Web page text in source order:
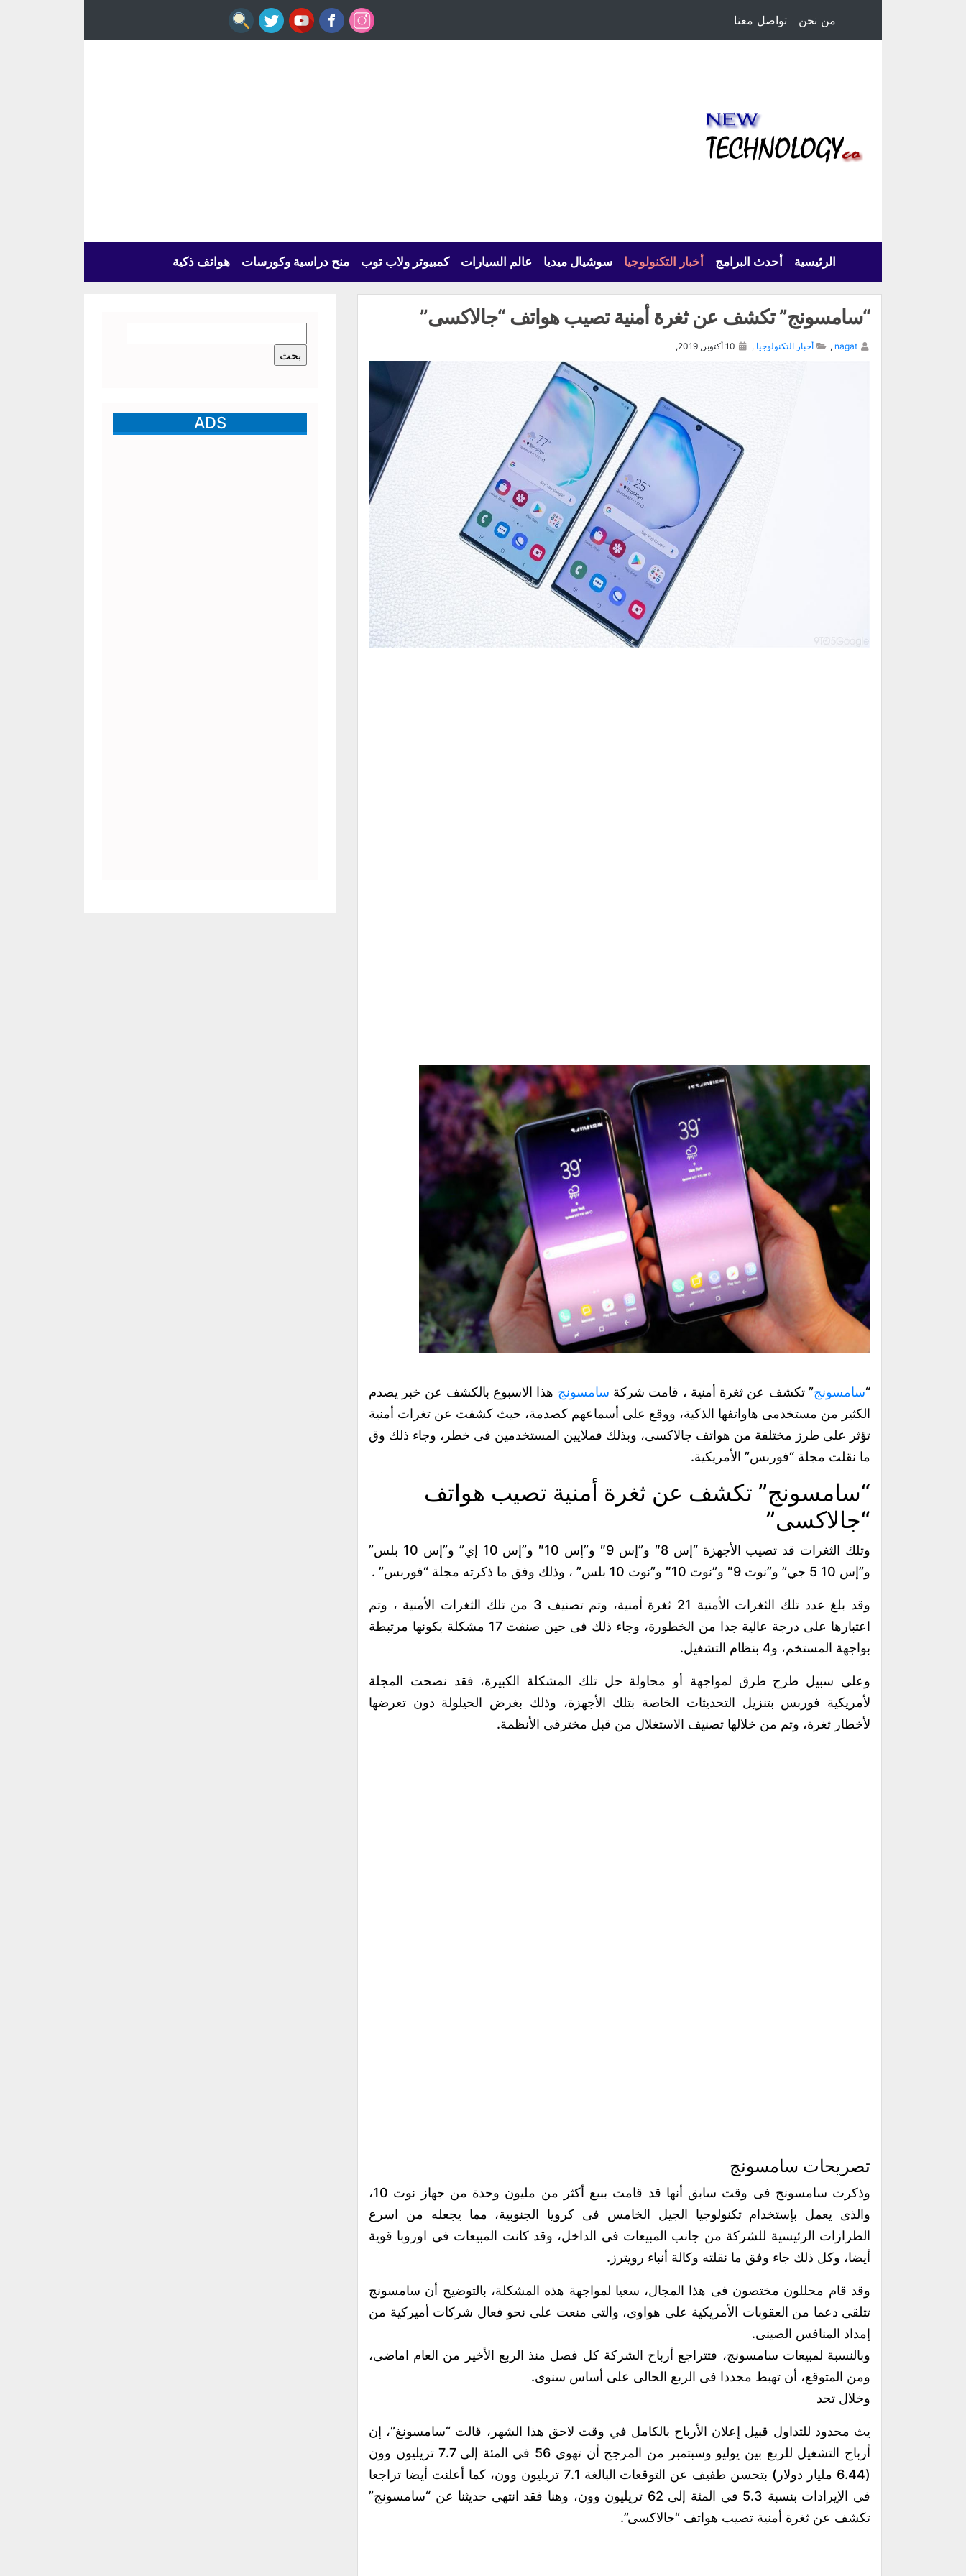
من نحن تواصل معنا
الرئيسية أحدث البرامج أخبار التكنولوجيا سوشيال ميديا عالم السيارات كمبيوتر ولاب توب منح دراسية وكورسات هواتف ذكية
“سامسونج” تكشف عن ثغرة أمنية تصيب هواتف “جالاكسى”
nagat
, أخبار التكنولوجيا ,
“سامسونج” تكشف عن ثغرة أمنية ، قامت شركة سامسونج هذا الاسبوع بالكشف عن خبر يصدم
الكثير من مستخدمى هاواتفها الذكية، ووقع على أسماعهم كصدمة، حيث كشفت عن تغرات أمنية
تؤثر على طرز مختلفة من هواتف جالاكسى، وبذلك فملايين المستخدمين فى خطر، وجاء ذلك وق
ما نقلت مجلة “فوربس” الأمريكية.
“سامسونج” تكشف عن ثغرة أمنية تصيب هواتف
“جالاكسى”
وتلك الثغرات قد تصيب الأجهزة “إس 8″ و”إس 9″ و”إس 10″ و”إس 10 إي” و”إس 10 بلس”
و”إس 10 5 جي” و”نوت 9″ و”نوت 10″ و”نوت 10 بلس” ، وذلك وفق ما ذكرته مجلة “فوربس” .
وقد بلغ عدد تلك الثغرات الأمنية 21 ثغرة أمنية، وتم تصنيف 3 من تلك الثغرات الأمنية ، وتم
اعتبارها على درجة عالية جدا من الخطورة، وجاء ذلك فى حين صنفت 17 مشكلة بكونها مرتبطة
بواجهة المستخم، و4 بنظام التشغيل.
وعلى سبيل طرح طرق لمواجهة أو محاولة حل تلك المشكلة الكبيرة، فقد نصحت المجلة
لأمريكية فوربس بتنزيل التحديثات الخاصة بتلك الأجهزة، وذلك بغرض الحيلولة دون تعرضها
لأخطار ثغرة، وتم من خلالها تصنيف الاستغلال من قبل مخترقى الأنظمة.
تصريحات سامسونج
وذكرت سامسونج فى وقت سابق أنها قد قامت ببيع أكثر من مليون وحدة من جهاز نوت 10،
والذى يعمل بإستخدام تكنولوجيا الجيل الخامس فى كرويا الجنوبية، مما يجعله من اسرع
الطرازات الرئيسية للشركة من جانب المبيعات فى الداخل، وقد كانت المبيعات فى اوروبا قوية
أيضا، وكل ذلك جاء وفق ما نقلته وكالة أنباء رويترز.
وقد قام محللون مختصون فى هذا المجال، سعيا لمواجهة هذه المشكلة، بالتوضيح أن سامسونج
تتلقى دعما من العقوبات الأمريكية على هواوى، والتى منعت على نحو فعال شركات أميركية من
إمداد المنافس الصينى.
وبالنسبة لمبيعات سامسونج، فتتراجع أرباح الشركة كل فصل منذ الربع الأخير من العام اماضى،
ومن المتوقع، أن تهبط مجددا فى الربع الحالى على أساس سنوى.
وخلال تحد
يث محدود للتداول قبيل إعلان الأرباح بالكامل في وقت لاحق هذا الشهر، قالت “سامسونغ”، إن
أرباح التشغيل للربع بين يوليو وسبتمبر من المرجح أن تهوي 56 في المئة إلى 7.7 تريليون وون
(6.44 مليار دولار) بتحسن طفيف عن التوقعات البالغة 7.1 تريليون وون، كما أعلنت أيضا تراجعا
في الإيرادات بنسبة 5.3 في المئة إلى 62 تريليون وون، وهنا فقد انتهى حديثنا عن “سامسونج”
تكشف عن ثغرة أمنية تصيب هواتف “جالاكسى”.
عن:
ADS